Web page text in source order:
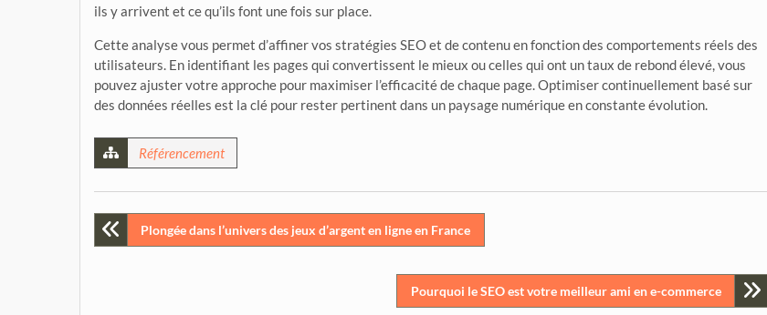
ils y arrivent et ce qu’ils font une fois sur place.
Cette analyse vous permet d’affiner vos stratégies SEO et de contenu en fonction des comportements réels des
utilisateurs. En identifiant les pages qui convertissent le mieux ou celles qui ont un taux de rebond élevé, vous
pouvez ajuster votre approche pour maximiser l’efficacité de chaque page. Optimiser continuellement basé sur
des données réelles est la clé pour rester pertinent dans un paysage numérique en constante évolution.
Référencement
PostPlongée dans l’univers des jeux d’argent en ligne en France
Pourquoi le SEO est votre meilleur ami en e-commerce